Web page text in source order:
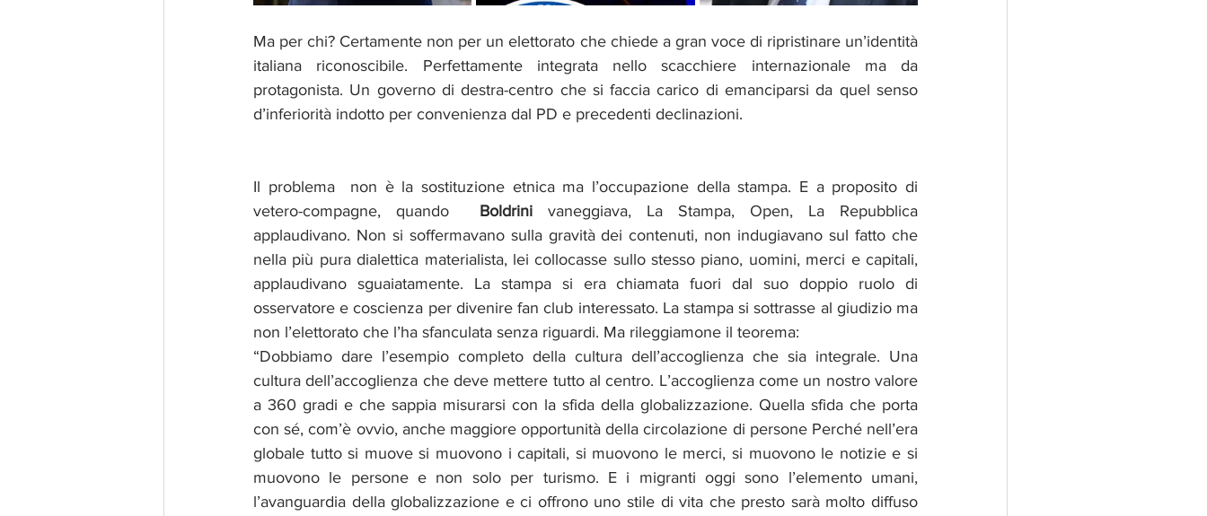
Ma per chi? Certamente non per un elettorato che chiede a gran voce di ripristinare un’identità
italiana riconoscibile. Perfettamente integrata nello scacchiere internazionale ma da
protagonista. Un governo di destra-centro che si faccia carico di emanciparsi da quel senso
d’inferiorità indotto per convenienza dal PD e precedenti declinazioni.
Il problema  non è la sostituzione etnica ma l’occupazione della stampa. E a proposito di
vetero-compagne, quando Boldrini vaneggiava, La Stampa, Open, La Repubblica
applaudivano. Non si soffermavano sulla gravità dei contenuti, non indugiavano sul fatto che
nella più pura dialettica materialista, lei collocasse sullo stesso piano, uomini, merci e capitali,
applaudivano sguaiatamente. La stampa si era chiamata fuori dal suo doppio ruolo di
osservatore e coscienza per divenire fan club interessato. La stampa si sottrasse al giudizio ma
non l’elettorato che l’ha sfanculata senza riguardi. Ma rileggiamone il teorema:
“Dobbiamo dare l’esempio completo della cultura dell’accoglienza che sia integrale. Una
cultura dell’accoglienza che deve mettere tutto al centro. L’accoglienza come un nostro valore
a 360 gradi e che sappia misurarsi con la sfida della globalizzazione. Quella sfida che porta
con sé, com’è ovvio, anche maggiore opportunità della circolazione di persone Perché nell’era
globale tutto si muove si muovono i capitali, si muovono le merci, si muovono le notizie e si
muovono le persone e non solo per turismo. E i migranti oggi sono l’elemento umani,
l’avanguardia della globalizzazione e ci offrono uno stile di vita che presto sarà molto diffuso